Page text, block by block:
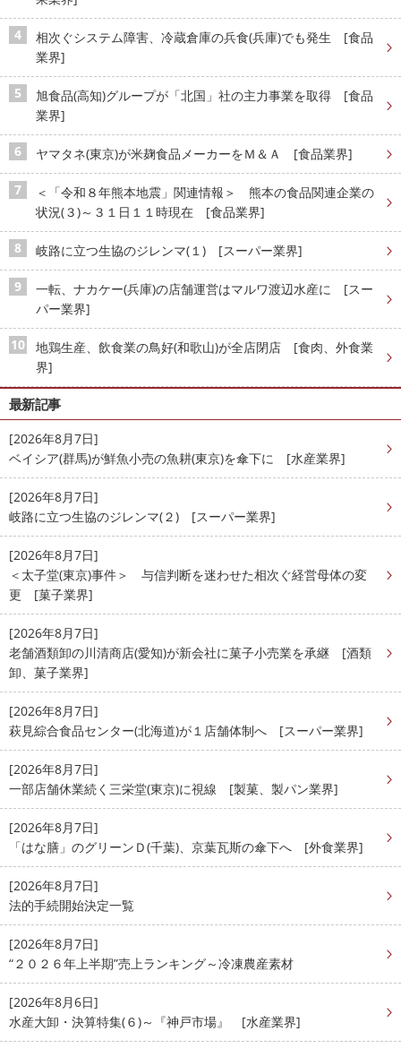
相次ぐシステム障害、冷蔵倉庫の兵食(兵庫)でも発生 [食品
業界]
旭食品(高知)グループが「北国」社の主力事業を取得 [食品
業界]
ヤマタネ(東京)が米麹食品メーカーをＭ＆Ａ [食品業界]
＜「令和８年熊本地震」関連情報＞ 熊本の食品関連企業の
状況(３)～３１日１１時現在 [食品業界]
岐路に立つ生協のジレンマ(１) [スーパー業界]
一転、ナカケー(兵庫)の店舗運営はマルワ渡辺水産に [スー
パー業界]
地鶏生産、飲食業の鳥好(和歌山)が全店閉店 [食肉、外食業
界]
最新記事
[2026年8月7日]
ベイシア(群馬)が鮮魚小売の魚耕(東京)を傘下に [水産業界]
[2026年8月7日]
岐路に立つ生協のジレンマ(２) [スーパー業界]
[2026年8月7日]
＜太子堂(東京)事件＞ 与信判断を迷わせた相次ぐ経営母体の変
更 [菓子業界]
[2026年8月7日]
老舗酒類卸の川清商店(愛知)が新会社に菓子小売業を承継 [酒類
卸、菓子業界]
[2026年8月7日]
萩見綜合食品センター(北海道)が１店舗体制へ [スーパー業界]
[2026年8月7日]
一部店舗休業続く三栄堂(東京)に視線 [製菓、製パン業界]
[2026年8月7日]
「はな膳」のグリーンＤ(千葉)、京葉瓦斯の傘下へ [外食業界]
[2026年8月7日]
法的手続開始決定一覧
[2026年8月7日]
“２０２６年上半期”売上ランキング～冷凍農産素材
[2026年8月6日]
水産大卸・決算特集(６)～『神戸市場』 [水産業界]